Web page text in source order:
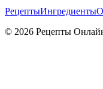
РецептыИнгредиентыО
© 2026 Рецепты